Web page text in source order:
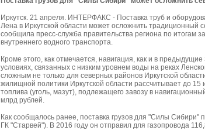
Иркутск. 21 апреля. ИНТЕРФАКС - Поставка труб и
Лена в Иркутской области может осложнить традиционный
сообщила пресс-служба правительства региона по итогам
внутреннего водного транспорта.
Кроме этого, как отмечается, навигация, как и в
условиях, связанных с низким уровнем воды на реках
сложным не только для северных районов Иркутской
жилищной политики Иркутской области рассчитывает до
топлива (уголь, мазут), подлежащего завозу в
млрд рублей.
Как сообщалось ранее, поставка грузов для "Силы Сибири"
ГК "Старвей"). В 2016 году он отправил для газопровода